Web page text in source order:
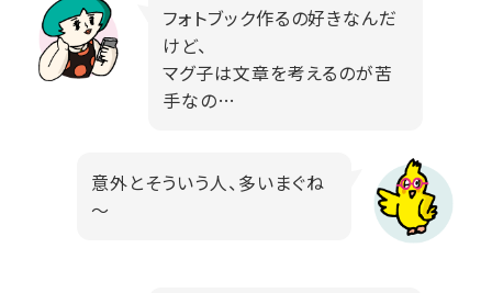
フォトブック作るの好きなんだ
けど、
マグ子は文章を考えるのが苦
手なの…
意外とそういう人、多いまぐね
～